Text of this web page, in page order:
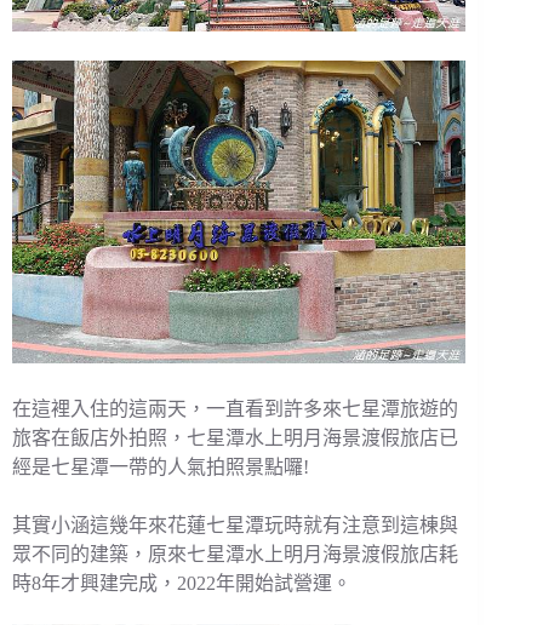
在這裡入住的這兩天，一直看到許多來七星潭旅遊的
旅客在飯店外拍照，七星潭水上明月海景渡假旅店已
經是七星潭一帶的人氣拍照景點囉!
其實小涵這幾年來花蓮七星潭玩時就有注意到這棟與
眾不同的建築，原來七星潭水上明月海景渡假旅店耗
時8年才興建完成，2022年開始試營運。